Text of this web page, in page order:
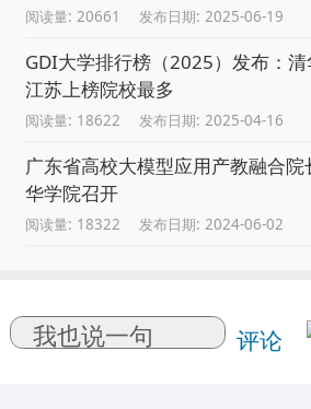
阅读量: 20661 发布日期: 2025-06-19
GDI大学排行榜（2025）发布：清
江苏上榜院校最多
阅读量: 18622 发布日期: 2025-04-16
广东省高校大模型应用产教融合
华学院召开
阅读量: 18322 发布日期: 2024-06-02